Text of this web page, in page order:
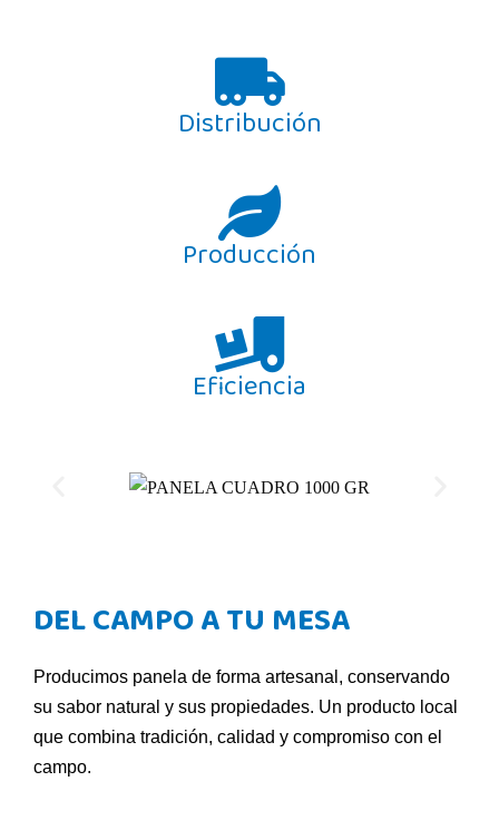
Distribución
Producción
Eficiencia
DEL CAMPO A TU MESA
Producimos panela de forma artesanal, conservando
su sabor natural y sus propiedades. Un producto local
que combina tradición, calidad y compromiso con el
campo.